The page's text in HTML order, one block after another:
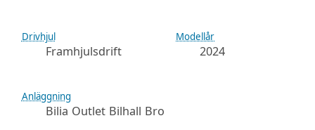
Drivhjul
Framhjulsdrift
Modellår
2024
Anläggning
Bilia Outlet Bilhall Bro